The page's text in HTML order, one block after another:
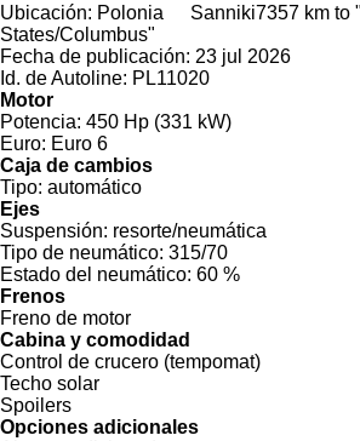
Ubicación: Polonia Sanniki7357 km to
States/Columbus"
Fecha de publicación: 23 jul 2026
Id. de Autoline: PL11020
Motor
Potencia: 450 Hp (331 kW)
Euro: Euro 6
Caja de cambios
Tipo: automático
Ejes
Suspensión: resorte/neumática
Tipo de neumático: 315/70
Estado del neumático: 60 %
Frenos
Freno de motor
Cabina y comodidad
Control de crucero (tempomat)
Techo solar
Spoilers
Opciones adicionales